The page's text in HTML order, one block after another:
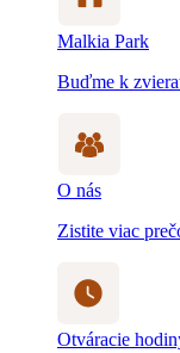
Malkia Park
Buďme k
O nás
Zistite viac
Otváracie